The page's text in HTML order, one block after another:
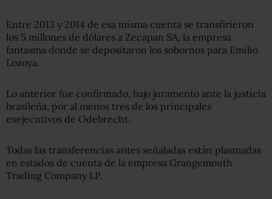
Entre 2013 y 2014 de esa misma cuenta se transfirieron
los 5 millones de dólares a Zecapan SA, la empresa
fantasma donde se depositaron los sobornos para Emilio
Lozoya.
Lo anterior fue confirmado, bajo juramento ante la justicia
brasileña, por al menos tres de los principales
exejecutivos de Odebrecht.
Todas las transferencias antes señaladas están plasmadas
en estados de cuenta de la empresa Grangemouth
Trading Company LP.